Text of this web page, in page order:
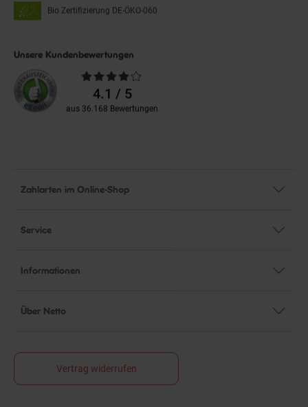
Bio Zertifizierung DE-ÖKO-060
Unsere Kundenbewertungen
Durchschnittliche
Bewertungen4.1 / 5
aus 36.168 Bewertungen
Zahlarten im Online-Shop
Service
Informationen
Über Netto
Vertrag widerrufen